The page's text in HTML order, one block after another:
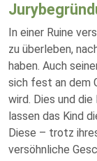
In einer Ruine
zu überleben,
haben. Auch
sich fest an dem
wird. Dies und
lassen das Kind
Diese – trotz
versöhnliche